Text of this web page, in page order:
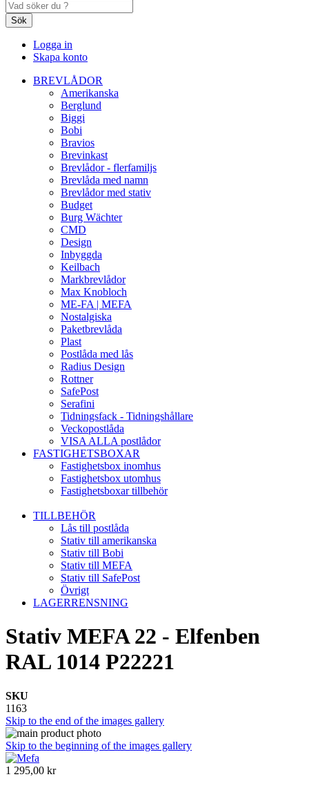
Sök
Logga in
Skapa konto
BREVLÅDOR
Amerikanska
Berglund
Biggi
Bobi
Bravios
Brevinkast
Brevlådor - flerfamiljs
Brevlåda med namn
Brevlådor med stativ
Budget
Burg Wächter
CMD
Design
Inbyggda
Keilbach
Markbrevlådor
Max Knobloch
ME-FA | MEFA
Nostalgiska
Paketbrevlåda
Plast
Postlåda med lås
Radius Design
Rottner
SafePost
Serafini
Tidningsfack - Tidningshållare
Veckopostlåda
VISA ALLA postlådor
FASTIGHETSBOXAR
Fastighetsbox inomhus
Fastighetsbox utomhus
Fastighetsboxar tillbehör
TILLBEHÖR
Lås till postlåda
Stativ till amerikanska
Stativ till Bobi
Stativ till MEFA
Stativ till SafePost
Övrigt
LAGERRENSNING
Stativ MEFA 22 - Elfenben
RAL 1014 P22221
SKU
1163
Skip to the end of the images gallery
Skip to the beginning of the images gallery
1 295,00 kr